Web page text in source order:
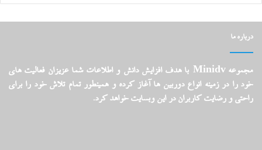
درباره ما
مجموعه Minidv با هدف افزایش دانش و اطلاعات شما عزیزان فعالیت های
خود را در زمینه انواع دوربین ها آغاز کرده و همینطور تمام تلاش خود را برای
راحتی و رضایت کاربران در این وبسایت خواهد کرد.